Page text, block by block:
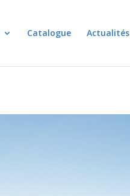
Catalogue Actualités